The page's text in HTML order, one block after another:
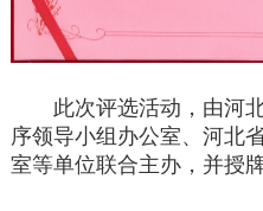
此次评选活动，由河北
序领导小组办公室、河北
室等单位联合主办，并授